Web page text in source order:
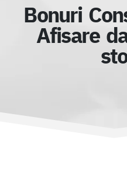
Bonuri
Afisare